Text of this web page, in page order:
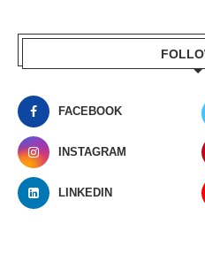
FACEBOOK
INSTAGRAM
LINKEDIN